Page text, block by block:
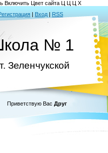
Включить Цвет сайта Ц Ц Ц Х
| Вход | RSS
№ 1
Зеленчукской
Приветствую Вас Друг